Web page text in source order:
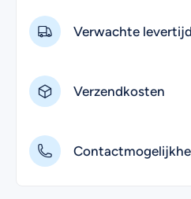
Verwachte
Verzendkosten